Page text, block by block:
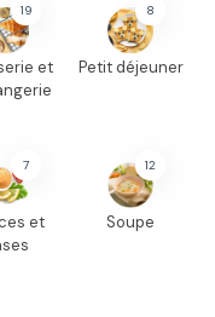
19
et
8
Petit déjeuner
7
et
12
Soupe